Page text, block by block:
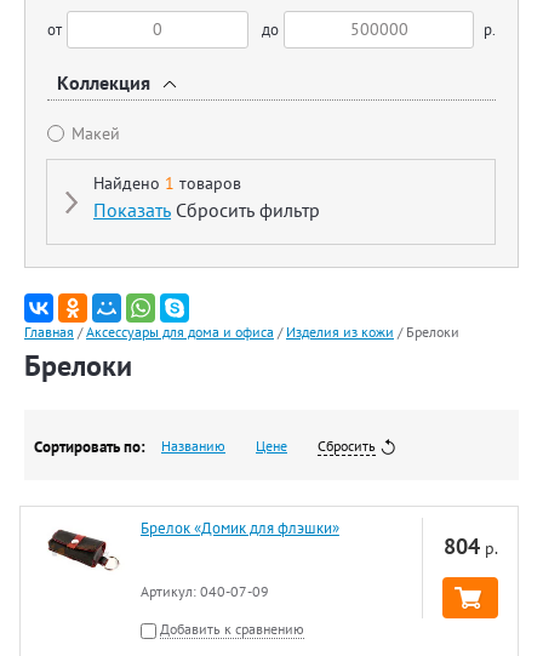
от до р.
Коллекция
Макей
Найдено 1 товаров
Показать Сбросить фильтр
Главная /Аксессуары для дома и офиса / Изделия из кожи / Брелоки
Брелоки
Сортировать по: Названию Цене Сбросить
804р.
Брелок «Домик для флэшки»
Артикул:040-07-09
Добавить к сравнению